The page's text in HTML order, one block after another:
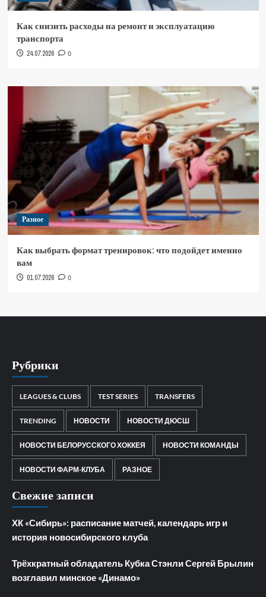
Как снизить расходы на ремонт и эксплуатацию
транспорта
24.07.2026 0
Разное
Как выбрать формат тренировок: что подойдет именно
вам
01.07.2026 0
Рубрики
LEAGUES & CLUBS TEST SERIES TRANSFERS
TRENDING НОВОСТИ НОВОСТИ ДЮСШ
НОВОСТИ БЕЛОРУССКОГО ХОККЕЯ НОВОСТИ КОМАНДЫ
НОВОСТИ ФАРМ-КЛУБА РАЗНОЕ
Свежие записи
ХК «Сибирь»: расписание матчей, календарь игр и
история новосибирского клуба
Трёхкратный обладатель Кубка Стэнли Сергей Брылин
возглавил минское «Динамо»